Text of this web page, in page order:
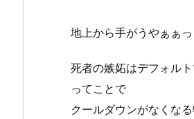
地上から手がうやぁぁ
死者の嫉妬はデフォル
ってことで
クールダウンがなくな